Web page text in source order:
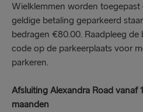
Wielklemmen worden
geldige betaling geparkeerd
bedragen €80.00. Raadpleeg
code op de parkeerplaats voor
parkeren.
Afsluiting Alexandra Road vanaf
maanden